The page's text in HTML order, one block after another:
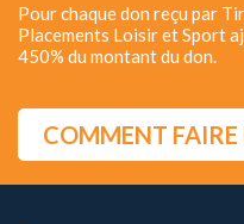
Pour chaque don reçu par
Placements Loisir et Sport
450% du montant du don.
COMMENT FAIRE